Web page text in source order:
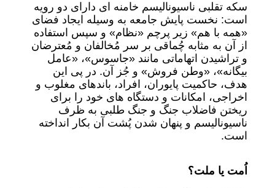
سکه تقلبی ناسیونالیسم خامنه ای دارای دو رویه
است: نخست پایش جامعه به وسیله ایجاد فضای
«همه با هم» زیر پرچم «نظام» و سپس استفاده
از آن به مثابه چُماقی بر سر مُخالفان و مُعترضان
و تراشیدن اتهاماتی مانند «جاسوس»، «عامل
بیگانه»، «وطن فروش» و جُز آن. در پی این
هدف، حاکمیت پایوران، افراد، باندهای مغلوب و
اخراجی، امکانات و دستگاه های خود را برای
ریختن فاضلاب جنگ و جنگ طلبی به ظرف
ناسیونالیسم و پنهان شدن پُشت آن بکار انداخته
است.
اُمت یا ملت؟